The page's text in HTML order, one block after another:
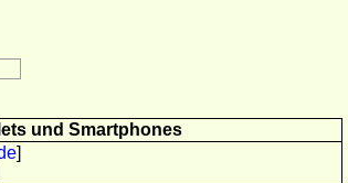
und Smartphones
]